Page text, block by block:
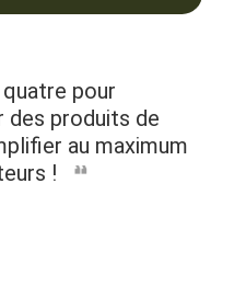
pour
des produits de
au maximum
!